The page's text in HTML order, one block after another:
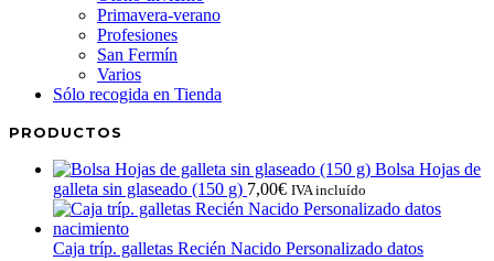
Primavera-verano
Profesiones
San Fermín
Varios
Sólo recogida en Tienda
PRODUCTOS
Bolsa Hojas de
galleta sin glaseado (150 g) 7,00€ IVA incluído
Caja tríp. galletas Recién Nacido Personalizado datos